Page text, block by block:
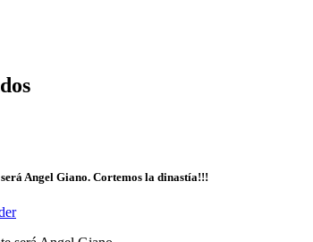
Angel Giano. Cortemos la dinastía!!!